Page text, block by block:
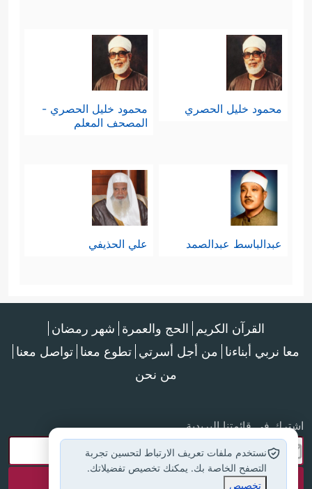
محمود خليل الحصري
محمود خليل الحصري -
المصحف المعلم
عبدالباسط عبدالصمد علي الحذيفي
القرآن الكريم الحج والعمرة شهر رمضان
معا نربي أبناءنا من أجل أسرتي تطوع معنا تواصل معنا
من نحن
اشترك في قائمتنا البريدية
نستخدم ملفات تعريف الارتباط لتحسين تجربة
التصفح الخاصة بك. يمكنك تخصيص تفضيلاتك.
تخصيص